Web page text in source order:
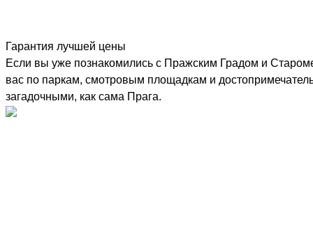
Гарантия лучшей цены
Если вы уже познакомились с Пражским Градом и
вас по паркам, смотровым площадкам и
загадочными, как сама Прага.